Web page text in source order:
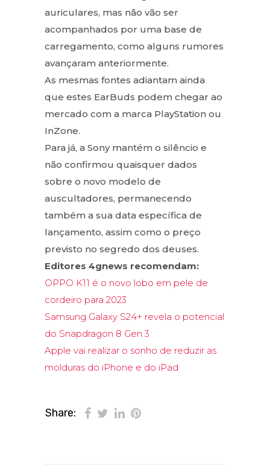
auriculares, mas não vão ser
acompanhados por uma base de
carregamento, como alguns rumores
avançaram anteriormente.
As mesmas fontes adiantam ainda
que estes EarBuds podem chegar ao
mercado com a marca PlayStation ou
InZone.
Para já, a Sony mantém o silêncio e
não confirmou quaisquer dados
sobre o novo modelo de
auscultadores, permanecendo
também a sua data específica de
lançamento, assim como o preço
previsto no segredo dos deuses.
Editores 4gnews recomendam:
OPPO K11 é o novo lobo em pele de
cordeiro para 2023
Samsung Galaxy S24+ revela o potencial
do Snapdragon 8 Gen 3
Apple vai realizar o sonho de reduzir as
molduras do iPhone e do iPad
Share: